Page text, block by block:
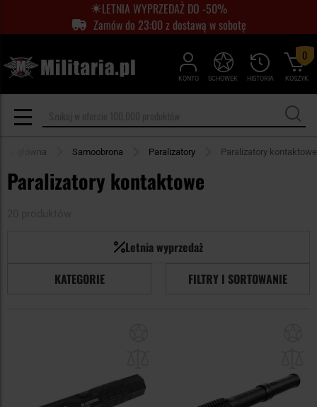
LETNIA WYPRZEDAŻ DO -50%
Zamów do 23:00 z dostawą w sobotę
KONTO HISTORIA
SCHOWEK KOSZYK
0
główna Samoobrona Paralizatory Paralizatory kontaktowe
Paralizatory kontaktowe
Letnia wyprzedaż
KATEGORIE
FILTRY I SORTOWANIE